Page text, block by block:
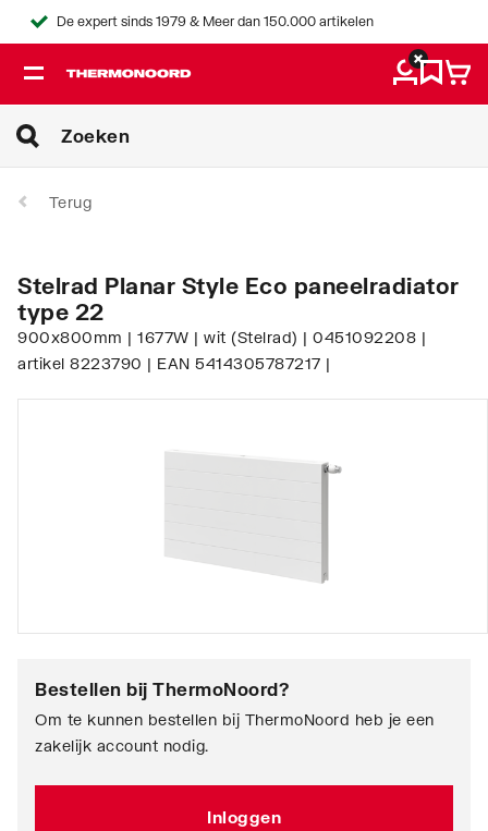
De expert sinds 1979 & Meer dan 150.000 artikelen
Terug
Stelrad Planar Style Eco paneelradiator
type 22
900x800mm | 1677W | wit (Stelrad) | 0451092208 |
artikel 8223790 | EAN 5414305787217 |
Bestellen bij ThermoNoord?
Om te kunnen bestellen bij ThermoNoord heb je een
zakelijk account nodig.
Inloggen